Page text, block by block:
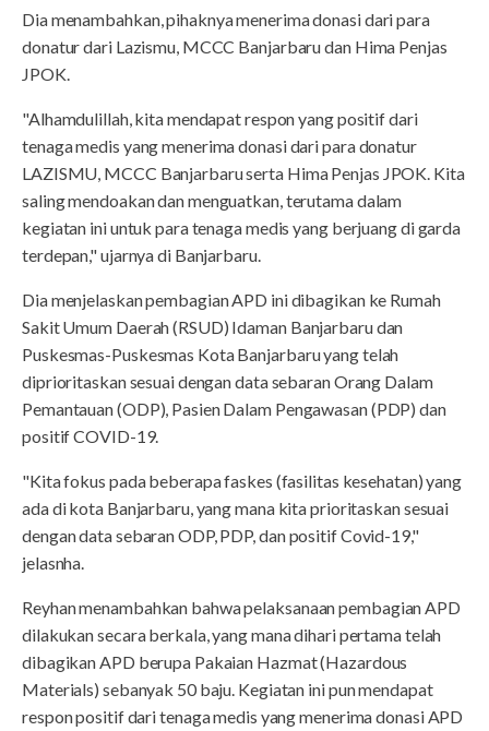
Dia menambahkan, pihaknya menerima donasi dari para
donatur dari Lazismu, MCCC Banjarbaru dan Hima Penjas
JPOK.
"Alhamdulillah, kita mendapat respon yang positif dari
tenaga medis yang menerima donasi dari para donatur
LAZISMU, MCCC Banjarbaru serta Hima Penjas JPOK. Kita
saling mendoakan dan menguatkan, terutama dalam
kegiatan ini untuk para tenaga medis yang berjuang di garda
terdepan," ujarnya di Banjarbaru.
Dia menjelaskan pembagian APD ini dibagikan ke Rumah
Sakit Umum Daerah (RSUD) Idaman Banjarbaru dan
Puskesmas-Puskesmas Kota Banjarbaru yang telah
diprioritaskan sesuai dengan data sebaran Orang Dalam
Pemantauan (ODP), Pasien Dalam Pengawasan (PDP) dan
positif COVID-19.
"Kita fokus pada beberapa faskes (fasilitas kesehatan) yang
ada di kota Banjarbaru, yang mana kita prioritaskan sesuai
dengan data sebaran ODP, PDP, dan positif Covid-19,"
jelasnha.
Reyhan menambahkan bahwa pelaksanaan pembagian APD
dilakukan secara berkala, yang mana dihari pertama telah
dibagikan APD berupa Pakaian Hazmat (Hazardous
Materials) sebanyak 50 baju. Kegiatan ini pun mendapat
respon positif dari tenaga medis yang menerima donasi APD